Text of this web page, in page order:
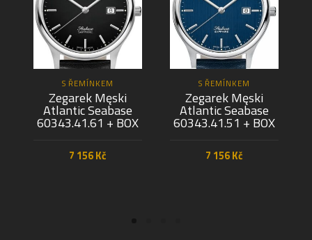
S ŘEMÍNKEM
Zegarek Męski
Atlantic Seabase
60343.41.61 + BOX
7 156Kč
S ŘEMÍNKEM
Zegarek Męski
Atlantic Seabase
60343.41.51 + BOX
7 156Kč